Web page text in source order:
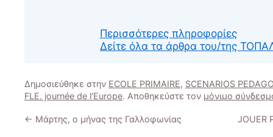
Περισσότερες πληροφορίες
Δείτε όλα τα άρθρα του/της
Δημοσιεύθηκε στην ECOLE PRIMAIRE, SCENARIOS
FLE. journée de l'Europe. Αποθηκεύστε τον μόνιμο
← Μάρτης, ο μήνας της Γαλλοφωνίας JOUER